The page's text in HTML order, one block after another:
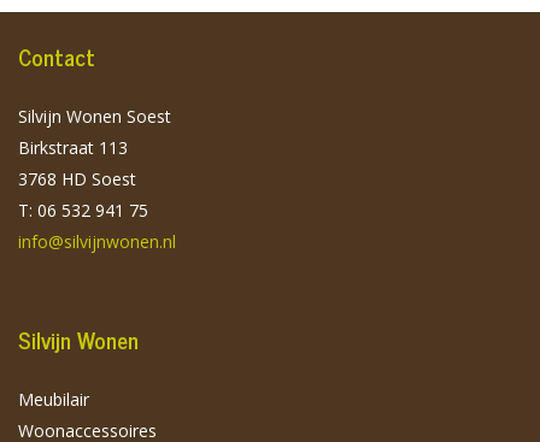
Contact
Silvijn Wonen Soest
Birkstraat 113
3768 HD Soest
T: 06 532 941 75
info@silvijnwonen.nl
Silvijn Wonen
Meubilair
Woonaccessoires